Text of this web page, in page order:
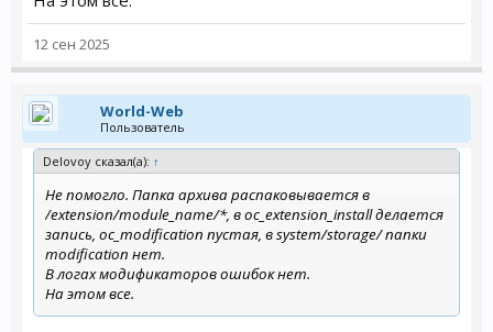
12 сен 2025
World-Web
Пользователь
Delovoy сказал(а): ↑
Не помогло. Папка архива распаковывается в
/extension/module_name/*, в oc_extension_install делается
запись, oc_modification пустая, в system/storage/ папки
modification нет.
В логах модификаторов ошибок нет.
На этом все.